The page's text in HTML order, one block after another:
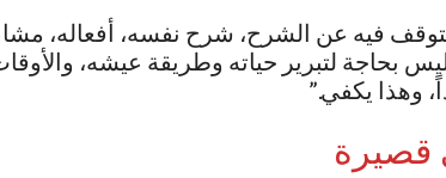
فيه عن الشرح، شرح نفسه، أفعاله،
ليس بحاجة لتبرير حياته وطريقة عيشه،
وهذا يكفي.”
قصيرة